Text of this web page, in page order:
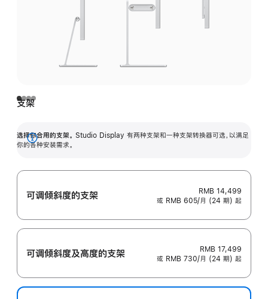
支架
选择你合用的支架。 Studio Display 有两种支架和一种支架转换器可选，以满足
你的各种安装需求。
展
可调倾斜度的支架
RMB 14,499
或 RMB 605/月 (24 期) 起
可调倾斜度及高‍度的支‍架
RMB 17,499
或 RMB 730/月 (24 期) 起